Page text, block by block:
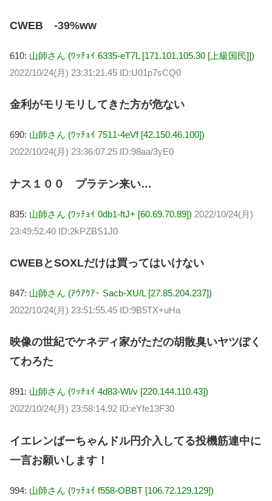
CWEB -39%ww
610: 山師さん (ﾜｯﾁｮｲ 6335-eT7L [171.101.105.30 [上級国民]])
2022/10/24(月) 23:31:21.45 ID:U01p7sCQ0
金利がモリモリしてきた方が危ない
690: 山師さん (ﾜｯﾁｮｲ 7511-4eVf [42.150.46.100])
2022/10/24(月) 23:36:07.25 ID:98aa/3yE0
ナス１００ プラテン来い…
835: 山師さん (ﾜｯﾁｮｲ 0db1-ftJ+ [60.69.70.89]) 2022/10/24(月)
23:49:52.40 ID:2kPZBS1J0
CWEBとSOXLだけは買ってはいけない
847: 山師さん (ｱｳｱｳｱｰ Sacb-XU/L [27.85.204.237])
2022/10/24(月) 23:51:55.45 ID:9B5TX+uHa
映像の世紀でケネディ家がただの胡散臭いヤツぽく
てわろた
891: 山師さん (ﾜｯﾁｮｲ 4d83-Wl/v [220.144.110.43])
2022/10/24(月) 23:58:14.92 ID:eYfe13F30
イエレンばーちゃんドル円介入してる投機筋連中に
一言お願いします！
994: 山師さん (ﾜｯﾁｮｲ f558-OBBT [106.72.129.129])